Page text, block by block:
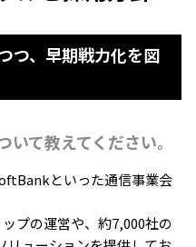
つ、早期戦力化を図
て教えてください。
といった通信事業会
プの運営や、約7,000社の